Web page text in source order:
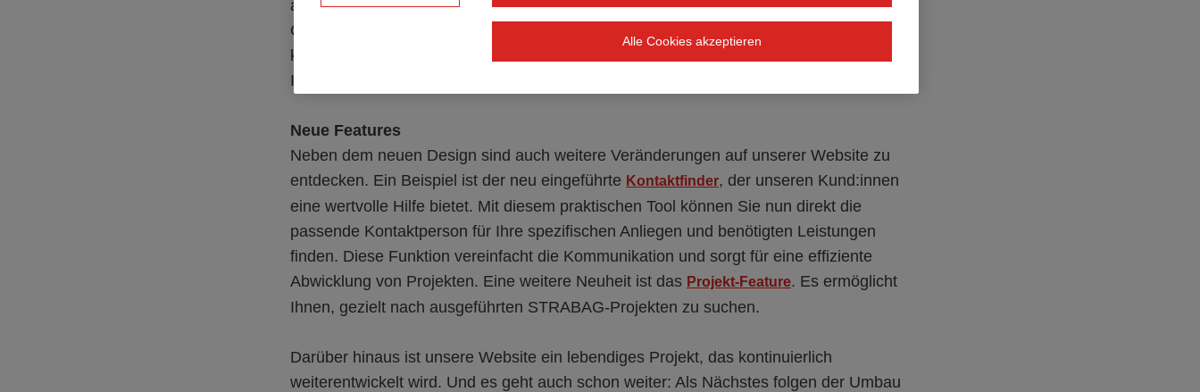
ansprechenden Konzept, das den neuesten Webdesign-Trends entspricht. Die
Gestaltung ist benutzerfreundlich, um eine intuitive Navigation zu ermöglichen. Die
klare Struktur und das übersichtliche Layout machen es einfacher, relevante
Informationen zu finden und unsere Dienstleistungen effizient zu nutzen.
Neue Features
Neben dem neuen Design sind auch weitere Veränderungen auf unserer Website zu
entdecken. Ein Beispiel ist der neu eingeführte Kontaktfinder, der unseren Kund:innen
eine wertvolle Hilfe bietet. Mit diesem praktischen Tool können Sie nun direkt die
passende Kontaktperson für Ihre spezifischen Anliegen und benötigten Leistungen
finden. Diese Funktion vereinfacht die Kommunikation und sorgt für eine effiziente
Abwicklung von Projekten. Eine weitere Neuheit ist das Projekt-Feature. Es ermöglicht
Ihnen, gezielt nach ausgeführten STRABAG-Projekten zu suchen.
Darüber hinaus ist unsere Website ein lebendiges Projekt, das kontinuierlich
weiterentwickelt wird. Und es geht auch schon weiter: Als Nächstes folgen der Umbau
Alle Cookies akzeptieren